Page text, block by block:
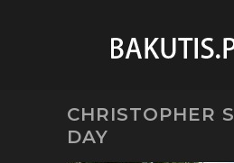
CHRISTOPHER
DAY